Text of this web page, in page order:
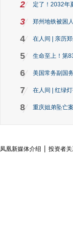
2 定了！2032年
3 郑州地铁被困
4 在人间 | 亲历
5 生命至上！第
6 美国常务副国
7 在人间 | 红绿
8 重庆姐弟坠亡
凤凰新媒体介绍 投资者